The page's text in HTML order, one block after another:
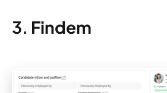
3. Findem